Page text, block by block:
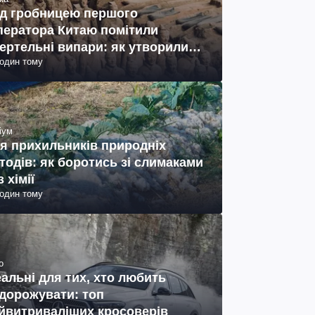
гробницею першого
Китаю помітили
випари: як утворились
тому
прихильників природніх
як боротись зі слимаками
хімії
тому
для тих, хто любить
топ
кросоверів